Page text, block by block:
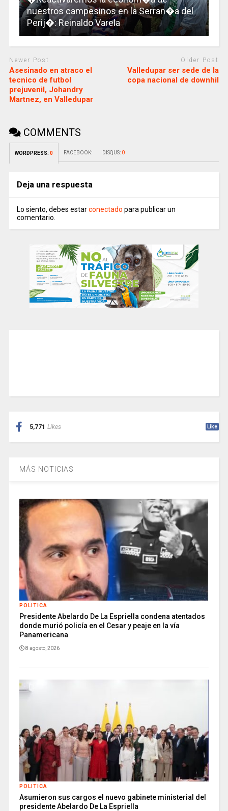
nuestros campesinos en la Serran�a del
Perij�: Reinaldo Varela
Newer Post
Asesinado en atraco el
tecnico de futbol
prejuvenil, Johandry
Martnez, en Valledupar
Older Post
Valledupar ser sede de la
copa nacional de downhil
COMMENTS
WORDPRESS: 0 FACEBOOK: DISQUS: 0
Deja una respuesta
Lo siento, debes estarconectado para publicar un
comentario.
5,771 Likes Like
MÁS NOTICIAS
POLITICA
Presidente Abelardo De La Espriella condena atentados
donde murió policía en el Cesar y peaje en la vía
Panamericana
8 agosto, 2026
POLITICA
Asumieron sus cargos el nuevo gabinete ministerial del
presidente Abelardo De La Espriella